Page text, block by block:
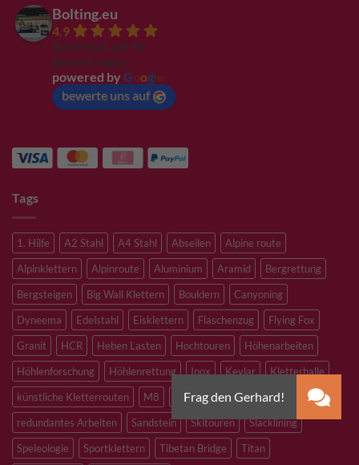
Bolting.eu
4.9
Basierend auf 94
Bewertungen
powered by G ogl
bewerte uns auf
Tags
1. Hilfe A2 Stahl A4 Stahl Abseilen
Alpine route
Alpinklettern
Alpinroute Aluminium Aramid
Bergrettung
Bergsteigen
Big Wall Klettern Bouldern
Canyoning
Dyneema
Edelstahl Eisklettern Flaschenzug
Flying Fox
Granit
HCR Heben Lasten Hochtouren
Höhenarbeiten
Höhlenforschung
Höhlenrettung Inox Kevlar
Kletterhalle
künstliche Kletterrouten
M8 M10 M12 Notfall
PLX
redundantes Arbeiten
Sandstein Skitouren
Slacklining
Speleologie
Sportklettern Tibetan Bridge
Titan